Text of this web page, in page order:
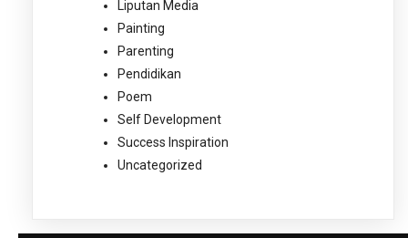
Liputan Media
Painting
Parenting
Pendidikan
Poem
Self Development
Success Inspiration
Uncategorized